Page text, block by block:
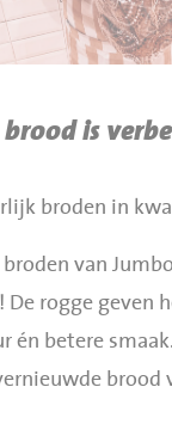
is
broden in
broden van
De rogge geven
én betere
brood